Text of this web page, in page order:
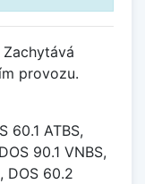
provozu.
60.1 ATBS,
90.1 VNBS,
DOS 60.2